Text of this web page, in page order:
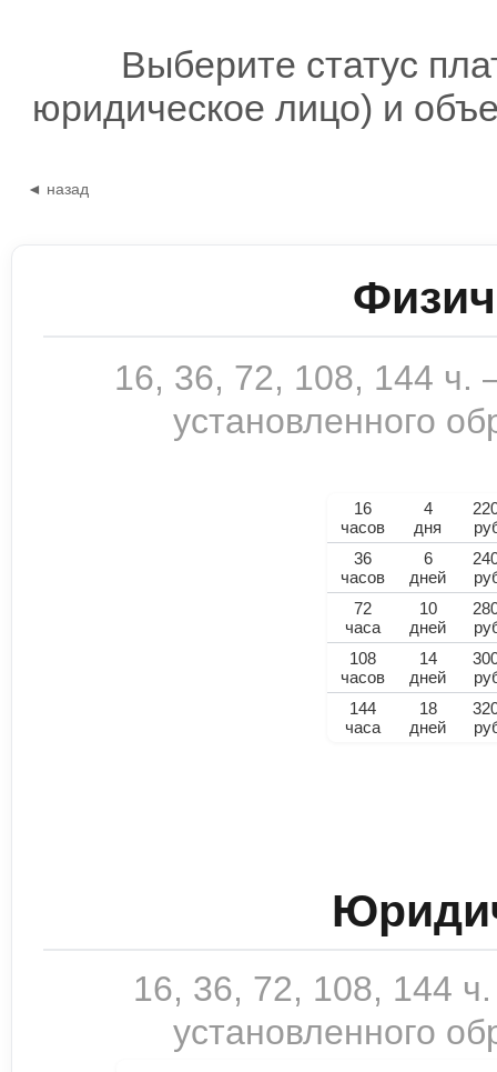
Выберите статус
юридическое лицо) и
◄ назад
16, 36, 72, 108, 144
установленного
16
часов
4
дня
36
часов
6
дней
72
часа
10
дней
108
часов
14
дней
144
часа
18
дней
16, 36, 72, 108, 144
установленного